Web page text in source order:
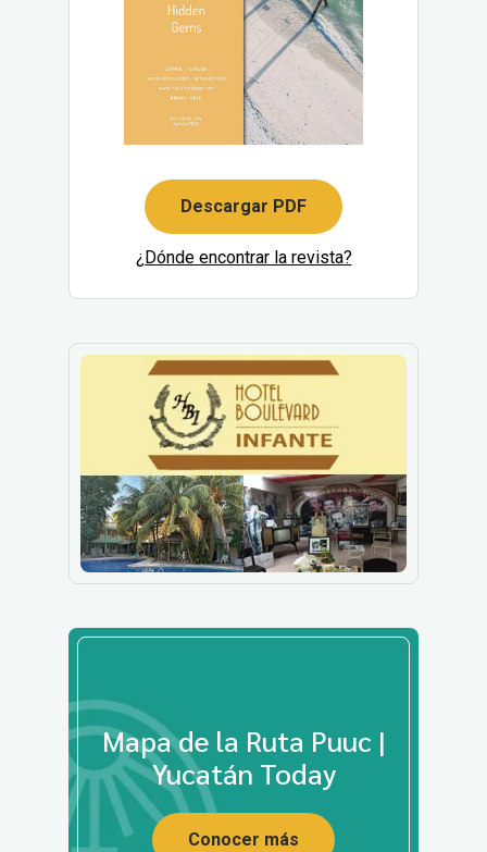
Descargar PDF
¿Dónde encontrar la revista?
Mapa de la Ruta Puuc |
Yucatán Today
Conocer más